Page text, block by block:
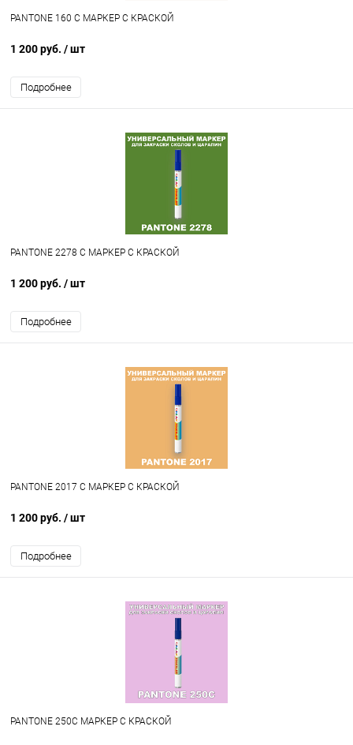
PANTONE 160 C МАРКЕР С КРАСКОЙ
1 200 руб. / шт
Подробнее
PANTONE 2278 C МАРКЕР С КРАСКОЙ
1 200 руб. / шт
Подробнее
PANTONE 2017 C МАРКЕР С КРАСКОЙ
1 200 руб. / шт
Подробнее
PANTONE 250C МАРКЕР С КРАСКОЙ